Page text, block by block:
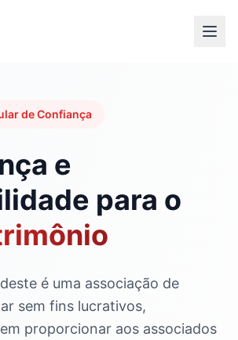
de Confiança
e
para o
é uma associação de
sem fins lucrativos,
proporcionar aos associados